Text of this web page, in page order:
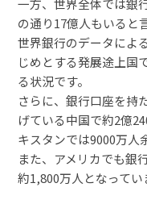
一方、世界全体では銀
の通り17億人もいると
世界銀行のデータによ
じめとする発展途上国
る状況です。
さらに、銀行口座を持
げている中国で約2億
キスタンでは9000万人
また、アメリカでも銀
約1,800万人となってい